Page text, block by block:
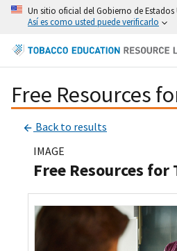
Un sitio oficial del Gobierno de Estados
Así es como usted puede verificarlo
Free Resources
Back to results
IMAGE
Free Resources for